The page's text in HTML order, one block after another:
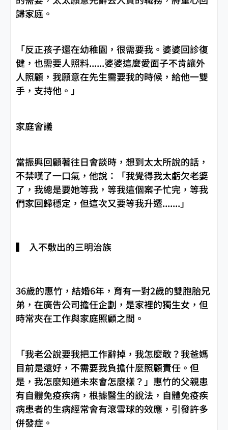
歸家庭。
「反正孩子還在幼稚園，很需要我。婆婆回診復
健，也需要人照料......婆婆這麼愛面子不肯讓外
人照顧，我願意在先生需要我的時候，給他一雙
手，支持他。」
家庭會議
當振興回顧著往日會談時，想到太太所說的話，
不禁嘆了一口氣，他說：「我覺得我太虧欠老婆
了，我總是要她等我，等我這個案子忙完，等我
們家回歸穩定，但這次又要等我升遷.......」
▍ 入不敷出的三明治族
36歲的惠竹，結婚6年，育有一對2歲的雙胞胎兄
弟，在廣告公司擔任企劃，是家裡的獨生女，但
時常夾在工作與家庭照顧之間。
「我老公說要我把工作辭掉，我怎麼敢？我爸媽
目前是還好，不需要我負擔什麼照顧責任。但
是，我怎麼知道未來會怎麼樣？」惠竹的父親患
有自體免疫疾病，根據醫生的說法，自體免疫疾
病患者的生病經常會有滾雪球的效應，引發許多
併發症。